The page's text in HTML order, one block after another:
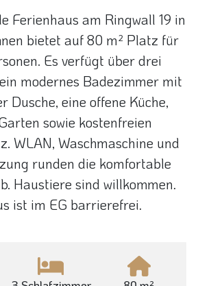
Ferienhaus am Ringwall 19 in
bietet auf 80 m² Platz für
Es verfügt über drei
modernes Badezimmer mit
Dusche, eine offene Küche,
sowie kostenfreien
WLAN, Waschmaschine und
runden die komfortable
Haustiere sind willkommen.
ist im EG barrierefrei.